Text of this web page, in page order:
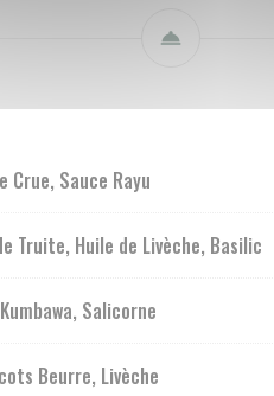
Crue, Sauce Rayu
Truite, Huile de Livèche, Basilic
Salicorne
Beurre, Livèche